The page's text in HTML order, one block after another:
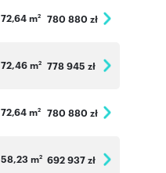
72,64 m2 780 880 zł
72,46 m2 778 945 zł
72,64 m2 780 880 zł
58,23 m2 692 937 zł